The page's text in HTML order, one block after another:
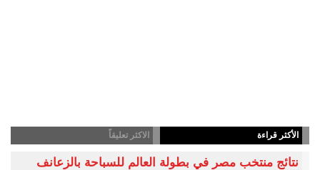
الأكثر قراءة الاكثر تعليقاً
نتائج منتخب مصر في بطولة العالم للسباحة بالزعانف